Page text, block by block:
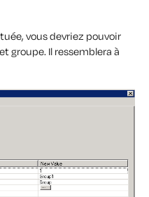
vous devriez pouvoir
groupe. Il ressemblera à